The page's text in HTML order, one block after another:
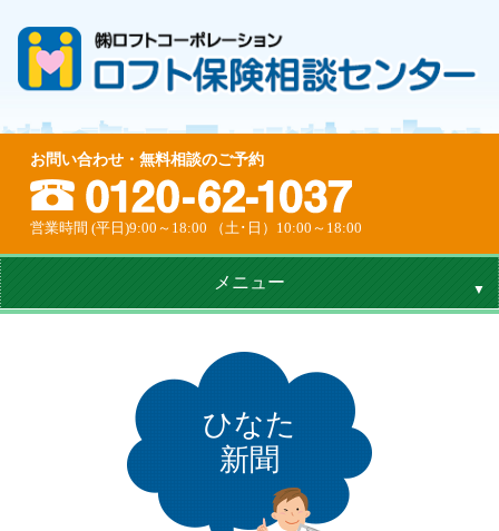
お問い合わせ・無料相談のご予約
営業時間 (平日)9:00～18:00 （土･日）10:00～18:00
メニュー
ひなた
新聞